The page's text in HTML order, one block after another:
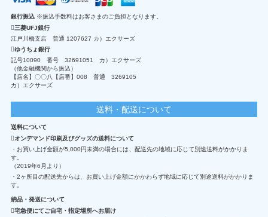
銀行振込 ※振込手数料はお客さまのご負担となります。
三菱UFJ銀行
江戸川橋支店 普通 1207627 カ）エクサーズ
ゆうちょ銀行
記号10090 番号 32691051 カ）エクサーズ
（他金融機関から振込）
【店名】〇〇八【店番】008 普通 3269105
カ）エクサーズ
送料・配送について
送料について
オンデマンド印刷及びグッズの送料について
・お買い上げ金額が5,000円未満の場合には、配送先の地域に応じて別途送料がかかりま
す。
（2019年6月より）
・2ヶ所目の配送先からは、お買い上げ金額にかかわらず地域に応じて別途送料がかかりま
す。
納品・発送について
宅急便にてご自宅・指定場所へお届け